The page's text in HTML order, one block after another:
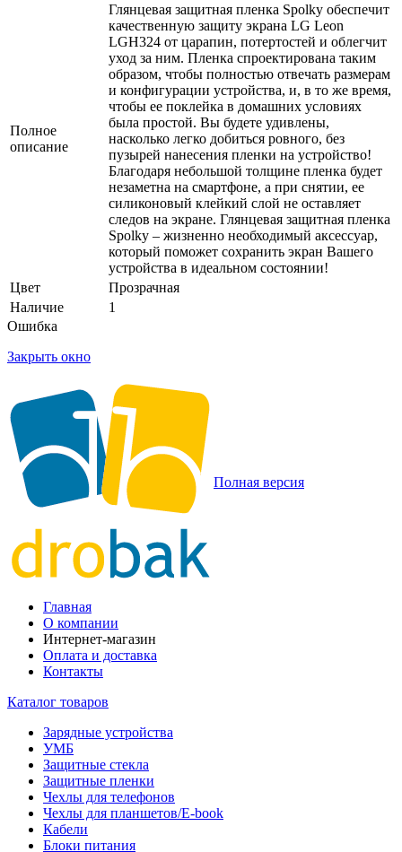
Полное
описание
Глянцевая защитная пленка Spolky обеспечит
качественную защиту экрана LG Leon
LGH324 от царапин, потертостей и облегчит
уход за ним. Пленка спроектирована таким
образом, чтобы полностью отвечать размерам
и конфигурации устройства, и, в то же время,
чтобы ее поклейка в домашних условиях
была простой. Вы будете удивлены,
насколько легко добиться ровного, без
пузырей нанесения пленки на устройство!
Благодаря небольшой толщине пленка будет
незаметна на смартфоне, а при снятии, ее
силиконовый клейкий слой не оставляет
следов на экране. Глянцевая защитная пленка
Spolky – жизненно необходимый аксессуар,
который поможет сохранить экран Вашего
устройства в идеальном состоянии!
Цвет
Прозрачная
Наличие
1
Ошибка
Закрыть окно
Полная версия
Главная
О компании
Интернет-магазин
Оплата и доставка
Контакты
Каталог товаров
Зарядные устройства
УМБ
Защитные стекла
Защитные пленки
Чехлы для телефонов
Чехлы для планшетов/E-book
Кабели
Блоки питания